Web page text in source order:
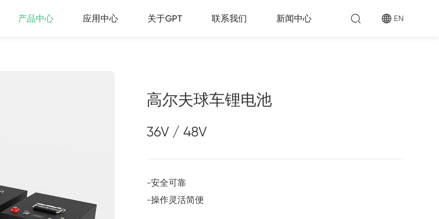
产品中心 应用中心 关于GPT 联系我们 新闻中心 EN
高尔夫球车锂电池
36V / 48V
-安全可靠
-操作灵活简便